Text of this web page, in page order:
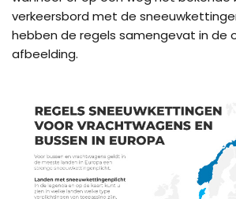
verkeersbord met de
hebben de regels samengevat in de
afbeelding.